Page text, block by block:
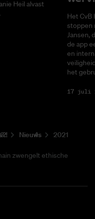
Heil alvast
Het CvB
stoppen
Jansen,
de app
en
het
17 juli
Nieuws
2021
zwengelt ethische